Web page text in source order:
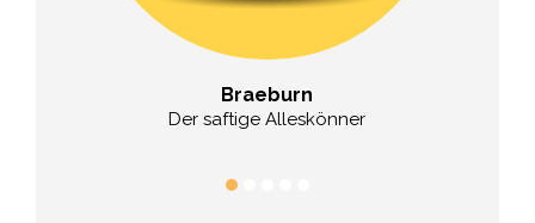
Braeburn
Der saftige Alleskönner